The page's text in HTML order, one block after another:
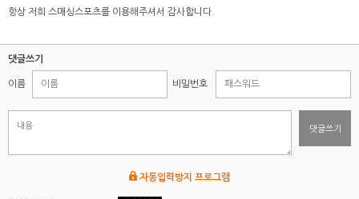
항상 저희 스매싱스포츠를 이용해주셔서 감사합니다.
댓글쓰기
이름 비밀번호
댓글쓰기
자동입력방지 프로그램